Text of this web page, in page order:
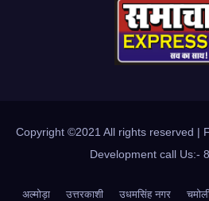
Copyright ©2021 All rights reserved |
Development call Us:-
अल्मोड़ा उत्तरकाशी उधमसिंह नगर